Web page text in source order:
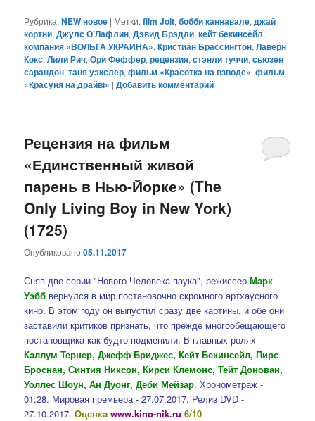
Рубрика:NEW новое | Метки:film Jolt,бобби каннавале,джай
кортни,Джулс О’Лафлин,Дэвид Брэдли,кейт бекинсейл,
компания «ВОЛЬГА УКРАИНА»,Кристиан Брассингтон,Лаверн
Кокс,Лили Рич,Ори Феффер,рецензия,стэнли туччи,сьюзен
сарандон,таня уэкслер,фильм «Красотка на взводе»,фильм
«Красуня на драйві» |Добавить комментарий
Рецензия на фильм
«Единственный живой
парень в Нью-Йорке» (The
Only Living Boy in New York)
(1725)
Опубликовано05.11.2017
Сняв две серии "Нового Человека-паука", режиссер Марк
Уэбб вернулся в мир постановочно скромного артхаусного
кино. В этом году он выпустил сразу две картины, и обе они
заставили критиков признать, что прежде многообещающего
постановщика как будто подменили. В главных ролях -
Каллум Тернер, Джефф Бриджес, Кейт Бекинсейл, Пирс
Броснан, Синтия Никсон, Кирси Клемонс, Тейт Донован,
Уоллес Шоун, Ан Дуонг, Деби Мейзар. Хронометраж -
01:28. Мировая премьера - 27.07.2017. Релиз DVD -
27.10.2017.Оценкаwww.kino-nik.ru 6/10